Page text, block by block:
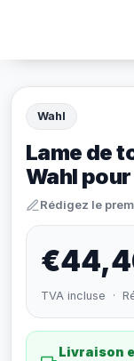
Wahl
Lame de
Wahl
Rédigez le
TVA incluse ·
Livraison